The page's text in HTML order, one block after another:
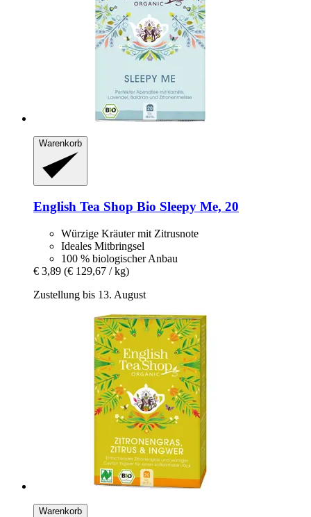
Warenkorb
English Tea Shop Bio Sleepy Me, 20
Würzige Kräuter mit Zitrusnote
Ideales Mitbringsel
100 % biologischer Anbau
€ 3,89 (€ 129,67 / kg)
Zustellung bis 13. August
Warenkorb